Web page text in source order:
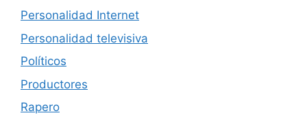
Personalidad Internet
Personalidad televisiva
Políticos
Productores
Rapero